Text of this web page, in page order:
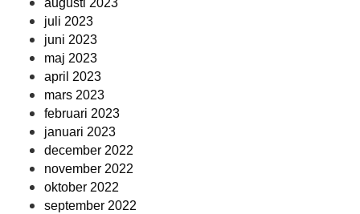
augusti 2023
juli 2023
juni 2023
maj 2023
april 2023
mars 2023
februari 2023
januari 2023
december 2022
november 2022
oktober 2022
september 2022